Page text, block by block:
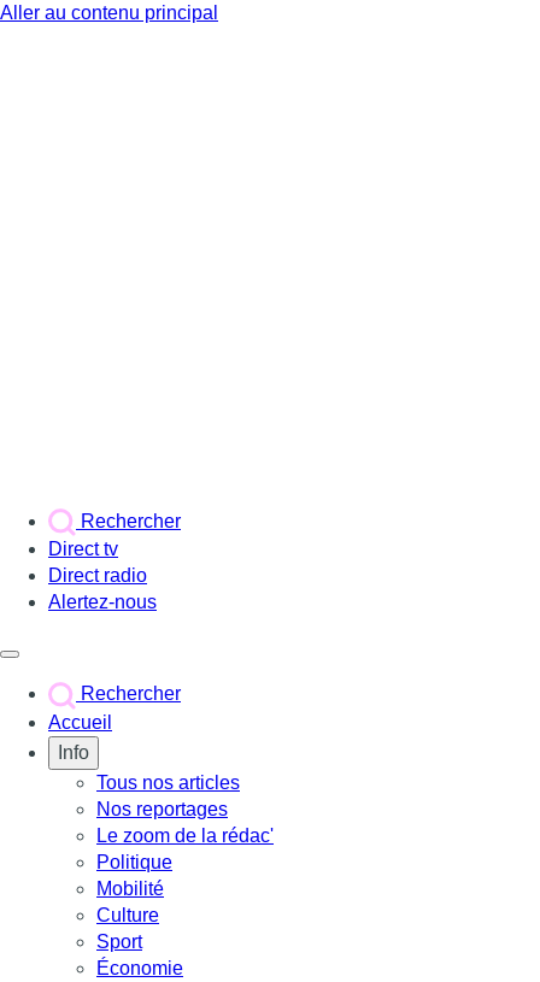
Aller au contenu principal
Rechercher
Direct tv
Direct radio
Alertez-nous
Rechercher
Accueil
Info
Tous nos articles
Nos reportages
Le zoom de la rédac'
Politique
Mobilité
Culture
Sport
Économie